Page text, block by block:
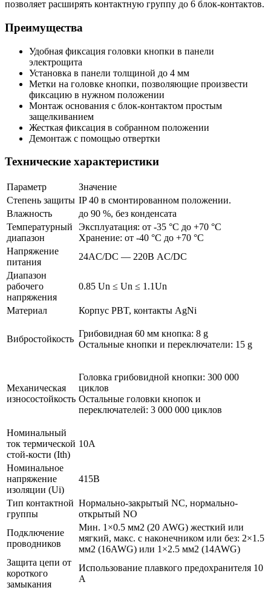
позволяет расширять контактную группу до 6 блок-контактов.
Преимущества
Удобная фиксация головки кнопки в панели
электрощита
Установка в панели толщиной до 4 мм
Метки на головке кнопки, позволяющие произвести
фиксацию в нужном положении
Монтаж основания с блок-контактом простым
защелкиванием
Жесткая фиксация в собранном положении
Демонтаж с помощью отвертки
Технические характеристики
Параметр
Значение
Степень защиты IP 40 в смонтированном положении.
Влажность
до 90 %, без конденсата
Температурный
диапазон
Эксплуатация: от -35 °C до +70 °C
Хранение: от -40 °C до +70 °C
Напряжение
питания
24AC/DC — 220В AC/DC
Диапазон
рабочего
напряжения
0.85 Un ≤ Un ≤ 1.1Un
Материал Корпус PBT, контакты AgNi
Вибростойкость
Грибовидная 60 мм кнопка: 8 g
Остальные кнопки и переключатели: 15 g
Механическая
износостойкость
Головка грибовидной кнопки: 300 000
циклов
Остальные головки кнопок и
переключателей: 3 000 000 циклов
Номинальный
ток термической
стой-кости (Ith)
10А
Номинальное
напряжение
изоляции (Ui)
415В
Тип контактной
группы
Нормально-закрытый NС, нормально-
открытый NO
Подключение
проводников
Мин. 1×0.5 мм2 (20 AWG) жесткий или
мягкий, макс. c наконечником или без: 2×1.5
мм2 (16AWG) или 1×2.5 мм2 (14AWG)
Защита цепи от
короткого
замыкания
Использование плавкого предохранителя 10
А